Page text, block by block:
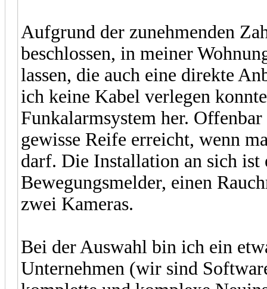
Aufgrund der zunehmenden
beschlossen, in meiner
lassen, die auch eine direkte
ich keine Kabel verlegen
Funkalarmsystem her.
gewisse Reife erreicht, wenn
darf. Die Installation an sich
Bewegungsmelder, einen
zwei Kameras.
Bei der Auswahl bin ich ein
Unternehmen (wir sind